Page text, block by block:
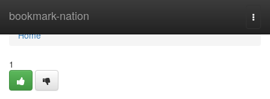
bookmark-nation
Home
Home
1